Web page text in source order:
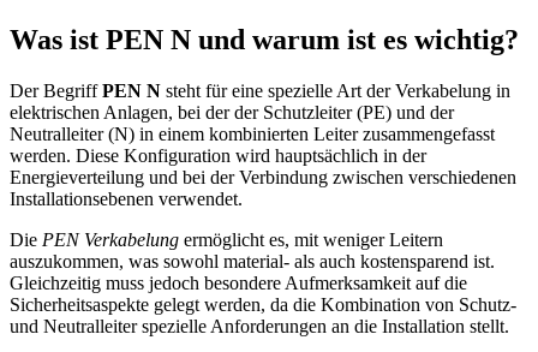
Was ist PEN N und warum ist es wichtig?
Der BegriffPEN N steht für eine spezielle Art der Verkabelung in
elektrischen Anlagen, bei der der Schutzleiter (PE) und der
Neutralleiter (N) in einem kombinierten Leiter zusammengefasst
werden. Diese Konfiguration wird hauptsächlich in der
Energieverteilung und bei der Verbindung zwischen verschiedenen
Installationsebenen verwendet.
Die PEN Verkabelung ermöglicht es, mit weniger Leitern
auszukommen, was sowohl material- als auch kostensparend ist.
Gleichzeitig muss jedoch besondere Aufmerksamkeit auf die
Sicherheitsaspekte gelegt werden, da die Kombination von Schutz-
und Neutralleiter spezielle Anforderungen an die Installation stellt.